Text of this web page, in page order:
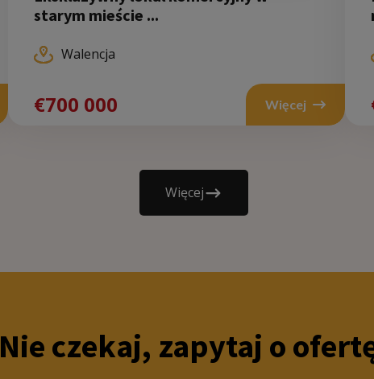
Walencja
€970 000 Więcej
starym mieście ...
Walencja
€700 000 Więcej
Więcej
Nie czekaj, zapytaj o